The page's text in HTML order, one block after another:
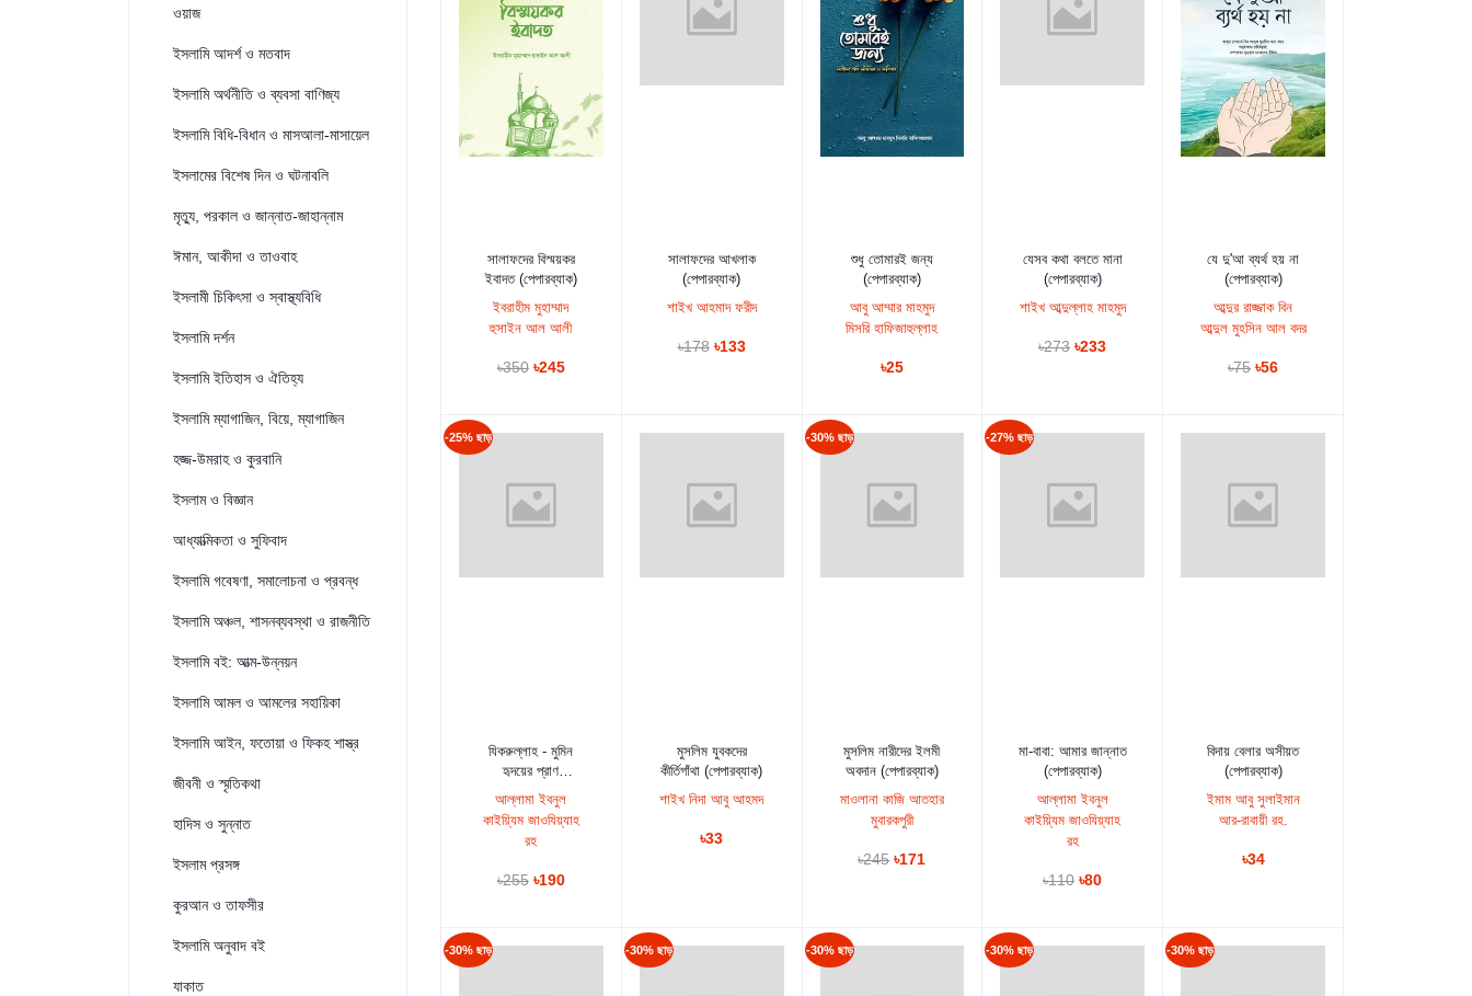
ওয়াজ
ইসলামি আদর্শ ও মতবাদ
ইসলামি অর্থনীতি ও ব্যবসা বাণিজ্য
ইসলামি বিধি-বিধান ও মাসআলা-মাসায়েল
ইসলামের বিশেষ দিন ও ঘটনাবলি
মৃত্যু, পরকাল ও জান্নাত-জাহান্নাম
ঈমান, আকীদা ও তাওবাহ
ইসলামী চিকিৎসা ও স্বাস্থ্যবিধি
ইসলামি দর্শন
ইসলামি ইতিহাস ও ঐতিহ্য
ইসলামি ম্যাগাজিন, বিয়ে, ম্যাগাজিন
হজ্জ-উমরাহ ও কুরবানি
ইসলাম ও বিজ্ঞান
আধ্যাত্মিকতা ও সুফিবাদ
ইসলামি গবেষণা, সমালোচনা ও প্রবন্ধ
ইসলামি অঞ্চল, শাসনব্যবস্থা ও রাজনীতি
ইসলামি বই: আত্ম-উন্নয়ন
ইসলামি আমল ও আমলের সহায়িকা
ইসলামি আইন, ফতোয়া ও ফিকহ শাস্ত্র
জীবনী ও স্মৃতিকথা
হাদিস ও সুন্নাত
ইসলাম প্রসঙ্গ
কুরআন ও তাফসীর
ইসলামি অনুবাদ বই
যাকাত
কার্টে যুক্ত করুন
সালাফদের বিস্ময়কর
ইবাদত (পেপারব্যাক)
ইবরাহীম মুহাম্মাদ
হুসাইন আল আলী
৳350 ৳245
কার্টে যুক্ত করুন
সালাফদের আখলাক
(পেপারব্যাক)
শাইখ আহমাদ ফরীদ
৳178 ৳133
কার্টে যুক্ত করুন
শুধু তোমারই জন্য
(পেপারব্যাক)
আবু আম্মার মাহমুদ
মিসরি হাফিজাহুল্লাহ
৳25
কার্টে যুক্ত করুন
যেসব কথা বলতে মানা
(পেপারব্যাক)
শাইখ আব্দুল্লাহ মাহমুদ
৳273 ৳233
কার্টে যুক্ত করুন
যে দু'আ ব্যর্থ হয় না
(পেপারব্যাক)
আব্দুর রাজ্জাক বিন
আব্দুল মুহসিন আল বদর
৳75 ৳56
-25% ছাড়
কার্টে যুক্ত করুন
যিকরুল্লাহ - মুমিন
হৃদয়ের প্রাণ
(পেপারব্যাক)
আল্লামা ইবনুল
কাইয়্যিম জাওযিয়্যাহ
রহ
৳255 ৳190
কার্টে যুক্ত করুন
মুসলিম যুবকদের
কীর্তিগাঁথা (পেপারব্যাক)
শাইখ নিদা আবু আহমদ
৳33
-30% ছাড়
কার্টে যুক্ত করুন
মুসলিম নারীদের ইলমী
অবদান (পেপারব্যাক)
মাওলানা কাজি আতহার
মুবারকপুরী
৳245 ৳171
-27% ছাড়
কার্টে যুক্ত করুন
মা-বাবা: আমার জান্নাত
(পেপারব্যাক)
আল্লামা ইবনুল
কাইয়্যিম জাওযিয়্যাহ
রহ
৳110 ৳80
কার্টে যুক্ত করুন
বিদায় বেলার অসীয়ত
(পেপারব্যাক)
ইমাম আবু সুলাইমান
আর-রাবায়ী রহ.
৳34
-30% ছাড় -30% ছাড় -30% ছাড় -30% ছাড় -30% ছাড়